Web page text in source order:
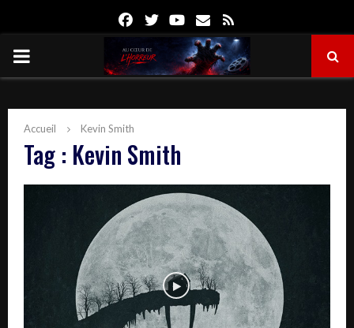
FacebookTwitterYoutube
Email
PRIMARY
Accueil Kevin Smith
Tag : Kevin Smith